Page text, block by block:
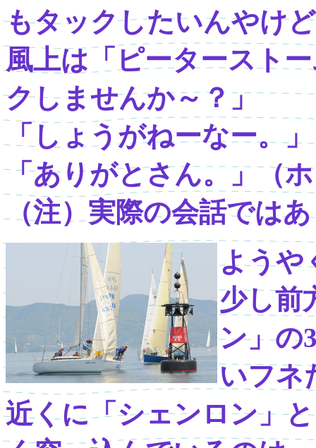
もタックしたいんやけ
風上は「ピータースト
クしませんか～？」
「しょうがねーなー。
「ありがとさん。」（
（注）実際の会話では
ようや
少し前
ン」の
いフネ
近くに「シェンロン」